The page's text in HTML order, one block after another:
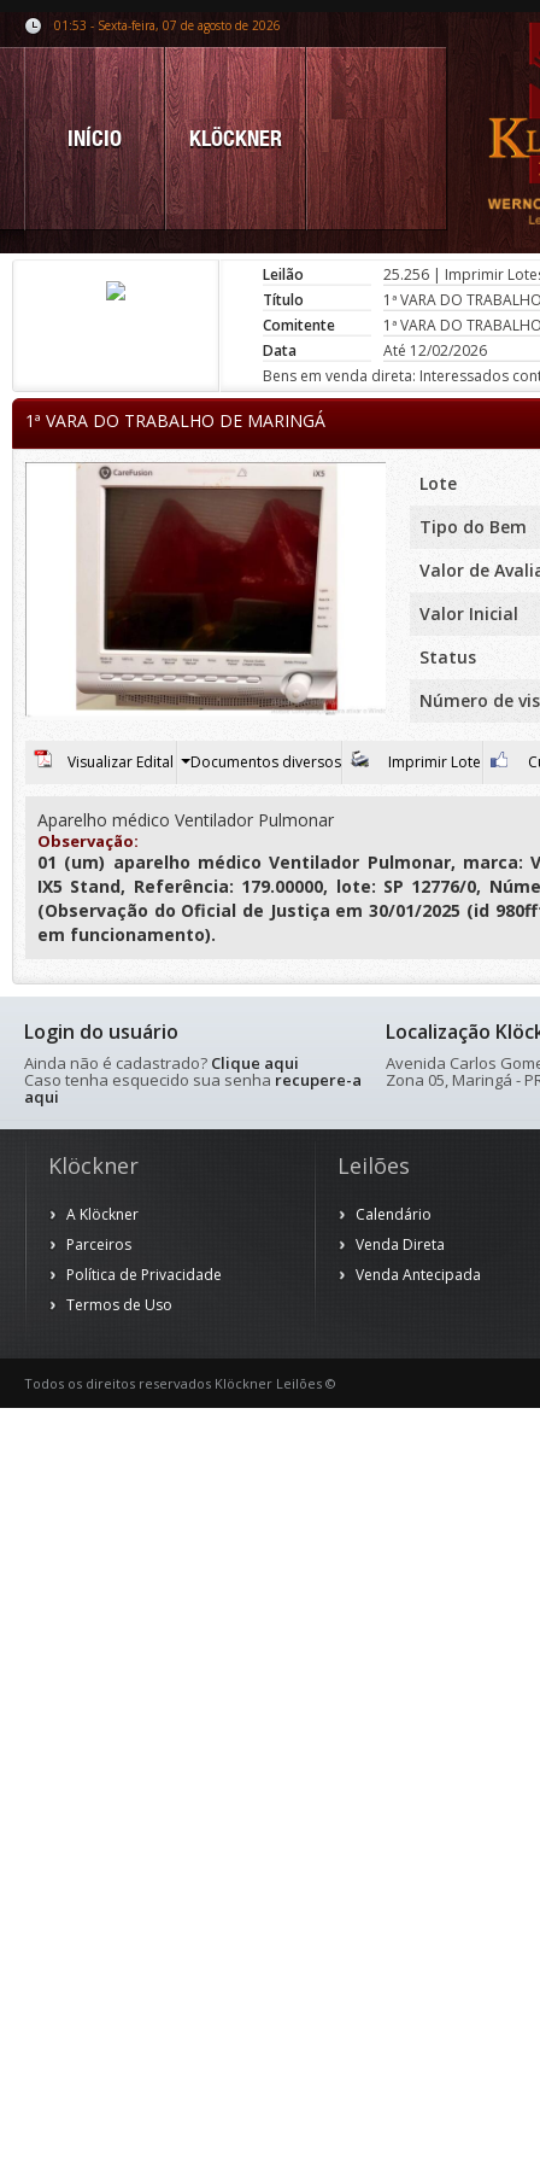
01:53 - Sexta-feira, 07 de agosto de 2026
INÍCIO KLÖCKNER
Leilão 25.256 | Imprimir
Título
1ª VARA DO
Comitente
1ª VARA DO
Data
Até 12/02/2026
Bens em venda direta: Interessados
1ª VARA DO TRABALHO DE MARINGÁ
Lote
Tipo do Bem
Valor de
Valor Inicial
Status
Número de
Visualizar Edital Documentos diversos Imprimir Lote
Aparelho médico Ventilador Pulmonar
Observação:
01 (um) aparelho médico Ventilador Pulmonar, marca:
IX5 Stand, Referência: 179.00000, lote: SP 12776/0,
(Observação do Oficial de Justiça em 30/01/2025 (id
em funcionamento).
Login do usuário
Ainda não é cadastrado? Clique aqui
Caso tenha esquecido sua senha recupere-a
aqui
Localização
Avenida Carlos
Zona 05, Maringá -
Klöckner
A Klöckner
Parceiros
Política de Privacidade
Termos de Uso
Leilões
Calendário
Venda Direta
Venda Antecipada
Todos os direitos reservados Klöckner Leilões ©